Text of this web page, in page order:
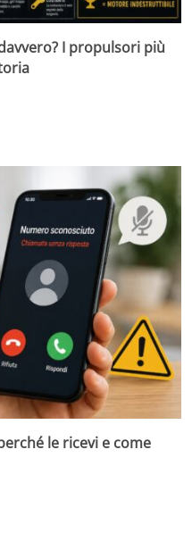
I propulsori più
le ricevi e come